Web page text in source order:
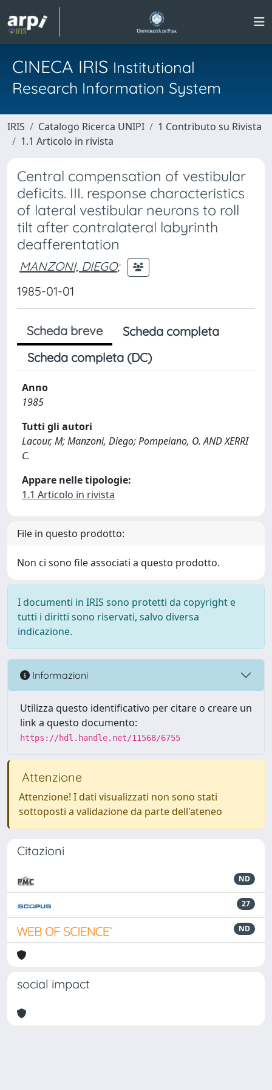
CINECA IRIS Institutional
Research Information System
IRIS Catalogo Ricerca UNIPI
1 Contributo su Rivista
1.1 Articolo in rivista
Central compensation of vestibular
deficits. III. response characteristics
of lateral vestibular neurons to roll
tilt after contralateral labyrinth
deafferentation
MANZONI, DIEGO;
1985-01-01
Scheda breve
Scheda completa
Scheda completa (DC)
Anno
1985
Tutti gli autori
Lacour, M; Manzoni, Diego; Pompeiano, O. AND XERRI
C.
Appare nelle tipologie:
1.1 Articolo in rivista
File in questo prodotto:
Non ci sono file associati a questo prodotto.
I documenti in IRIS sono protetti da copyright e
tutti i diritti sono riservati, salvo diversa
indicazione.
Informazioni
Utilizza questo identificativo per citare o creare un
link a questo documento:
https://hdl.handle.net/11568/6755
Attenzione
Attenzione! I dati visualizzati non sono stati
sottoposti a validazione da parte dell'ateneo
Citazioni
ND
27
ND
social impact